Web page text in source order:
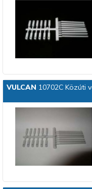
VULCAN 10702C Közúti